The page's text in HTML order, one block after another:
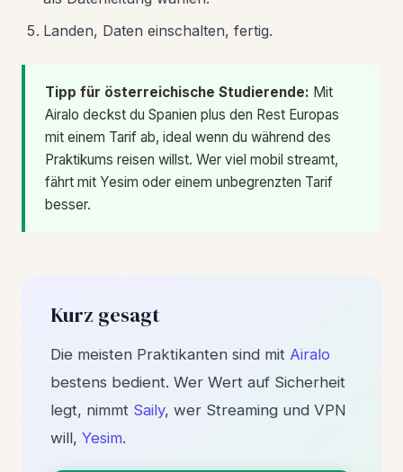
Landen, Daten einschalten, fertig.
Tipp für österreichische Studierende: Mit
Airalo deckst du Spanien plus den Rest Europas
mit einem Tarif ab, ideal wenn du während des
Praktikums reisen willst. Wer viel mobil streamt,
fährt mit Yesim oder einem unbegrenzten Tarif
besser.
Kurz gesagt
Die meisten Praktikanten sind mit Airalo
bestens bedient. Wer Wert auf Sicherheit
legt, nimmt Saily, wer Streaming und VPN
will, Yesim.